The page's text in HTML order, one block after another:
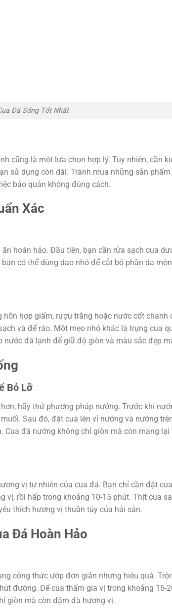
Đá Sống Tốt Nhất
cũng là một lựa chọn hợp lý. Tuy nhiên, cần
sử dụng còn dài. Tránh mua những sản phẩm
bảo quản không đúng cách.
Xác
hoàn hảo. Đầu tiên, bạn cần rửa sạch cua
có thể dùng dao nhỏ để cắt bỏ phần da
hợp giấm, rượu trắng hoặc nước cốt chanh
và để ráo. Một mẹo nhỏ khác là trụng cua
nước đá lạnh để giữ độ giòn và màu sắc đẹp
Bỏ Lỡ
hãy thử phương pháp nướng. Trước khi
Sau đó, đặt cua lên vỉ nướng và nướng
đá nướng không chỉ giòn mà còn mang lại
vị tự nhiên của cua đá. Bạn chỉ cần đặt cua
vị, rồi hấp trong khoảng 10-15 phút. Thịt cua
thích hương vị thuần túy của hải sản.
Đá Hoàn Hảo
công thức ướp đơn giản nhưng hiệu quả.
đường. Để cua thấm gia vị trong khoảng 15-
giòn mà còn đậm đà hương vị.